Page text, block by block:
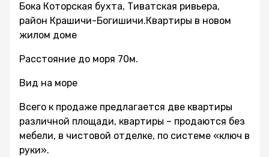
Бока Которская бухта, Тиватская ривьера,
район Крашичи-Богишичи.Квартиры в новом
жилом доме
Расстояние до моря 70м.
Вид на море
Всего к продаже предлагается две квартиры
различной площади, квартиры – продаются без
мебели, в чистовой отделке, по системе «ключ в
руки».